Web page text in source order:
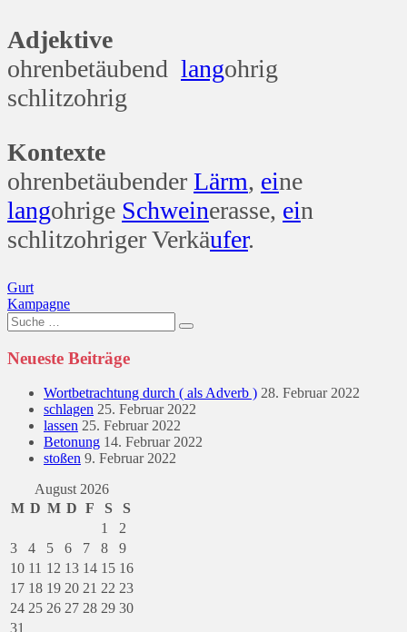
Adjektive
ohrenbetäubend langohrig
schlitzohrig
Kontexte
ohrenbetäubender Lärm, eine
langohrige Schweinerasse, ein
schlitzohriger Verkäufer.
Beitragsnavigation
Gurt
Kampagne
Suche
nach:
Neueste Beiträge
Wortbetrachtung durch ( als Adverb ) 28. Februar 2022
schlagen 25. Februar 2022
lassen 25. Februar 2022
Betonung 14. Februar 2022
stoßen 9. Februar 2022
August 2026
M D M D F S
S
1
2
3
4 5 6 7 8
9
10 11 12 13 14 15 16
17 18 19 20 21 22 23
24 25 26 27 28 29 30
31